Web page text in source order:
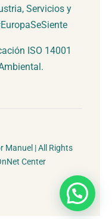
Servicios y
ISO 14001
Manuel | All Rights
Center